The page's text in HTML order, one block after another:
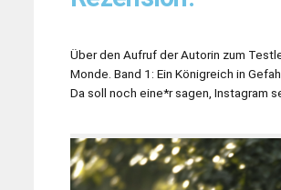
Über den Aufruf der Autorin zum
Monde. Band 1: Ein Königreich in
Da soll noch eine*r sagen, Instagram